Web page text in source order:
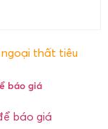
ngoại thất tiêu
báo giá
báo giá